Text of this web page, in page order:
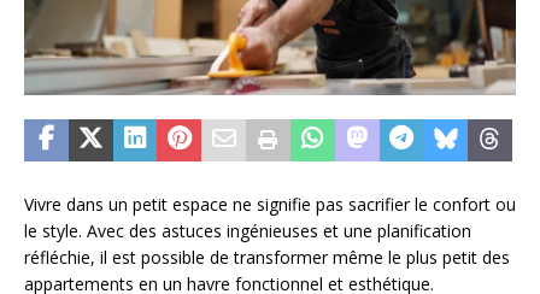
Vivre dans un petit espace ne signifie pas sacrifier le confort ou
le style. Avec des astuces ingénieuses et une planification
réfléchie, il est possible de transformer même le plus petit des
appartements en un havre fonctionnel et esthétique.